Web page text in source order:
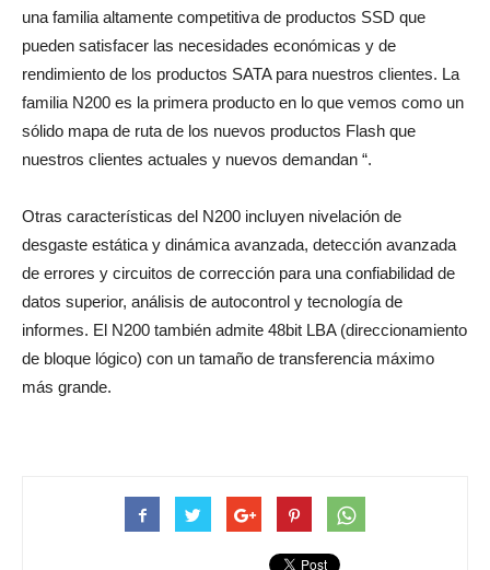
una familia altamente competitiva de productos SSD que
pueden satisfacer las necesidades económicas y de
rendimiento de los productos SATA para nuestros clientes. La
familia N200 es la primera producto en lo que vemos como un
sólido mapa de ruta de los nuevos productos Flash que
nuestros clientes actuales y nuevos demandan “.
Otras características del N200 incluyen nivelación de
desgaste estática y dinámica avanzada, detección avanzada
de errores y circuitos de corrección para una confiabilidad de
datos superior, análisis de autocontrol y tecnología de
informes. El N200 también admite 48bit LBA (direccionamiento
de bloque lógico) con un tamaño de transferencia máximo
más grande.